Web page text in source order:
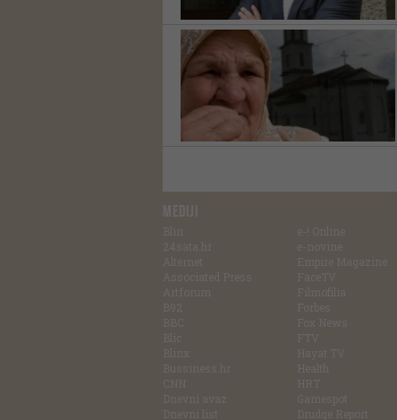
MEDIJI
Blin
24sata.hr
Alternet
Associated Press
Artforum
B92
BBC
Blic
Blinx
Bussiness.hr
CNN
Dnevni avaz
Dnevni list
e-! Online
e-novine
Empire Magazine
FaceTV
Filmofilia
Forbes
Fox News
FTV
Hayat TV
Health
HRT
Gamespot
Drudge Report